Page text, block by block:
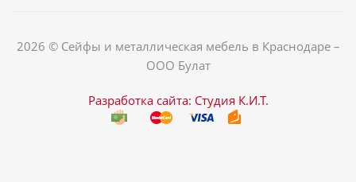
2026 © Сейфы и металлическая мебель в Краснодаре –
ООО Булат
Разработка сайта: Студия К.И.Т.